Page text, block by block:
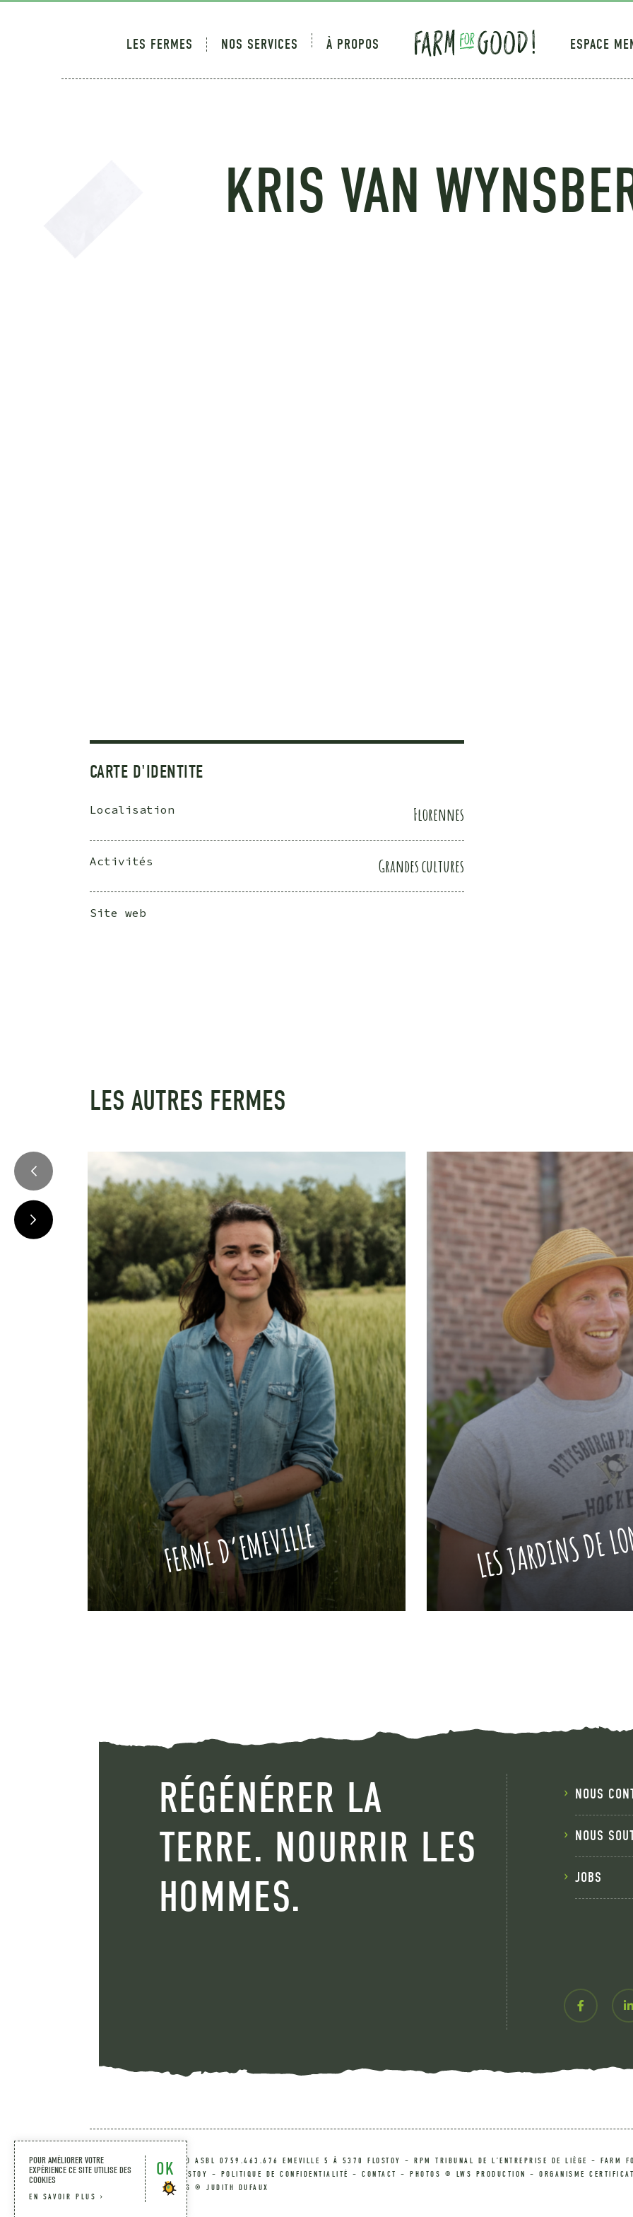
LES FERMES NOS SERVICES À PROPOS ESPACE
KRIS VAN
CARTE D'IDENTITE
Localisation Florennes
Activités Grandes cultures
Site web
LES AUTRES FERMES
FERME D’EMEVILLE LES JARDINS DE
RÉGÉNÉRER LA
TERRE. NOURRIR LES
HOMMES.
NOUS
NOUS
JOBS
© 2026 FARM FOR GOOD ASBL 0759.463.676 EMEVILLE 5 À 5370 FLOSTOY – RPM TRIBUNAL DE L’ENTREPRISE DE LIÈGE – FARM
EMEVILLE 5 À 5370 FLOSTOY – POLITIQUE DE CONFIDENTIALITÉ –CONTACT
– PHOTOS © LWS PRODUCTION – ORGANISME
BIO-06 – ILLUSTRATIONS © JUDITH DUFAUX
POUR AMÉLIORER VOTRE
EXPÉRIENCE CE SITE UTILISE DES
COOKIES
EN SAVOIR PLUS ›
OK